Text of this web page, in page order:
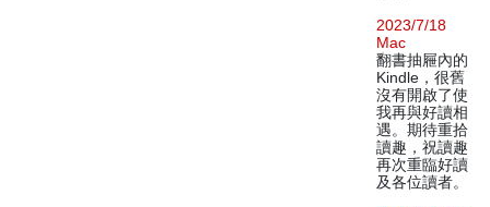
2023/7/18
Mac
翻書抽屜內的
Kindle，很舊
沒有開啟了使
我再與好讀相
遇。期待重拾
讀趣，祝讀趣
再次重臨好讀
及各位讀者。